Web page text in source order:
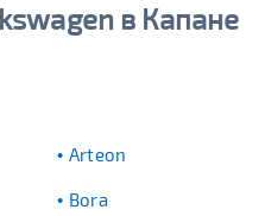
в Капане
Arteon
Bora